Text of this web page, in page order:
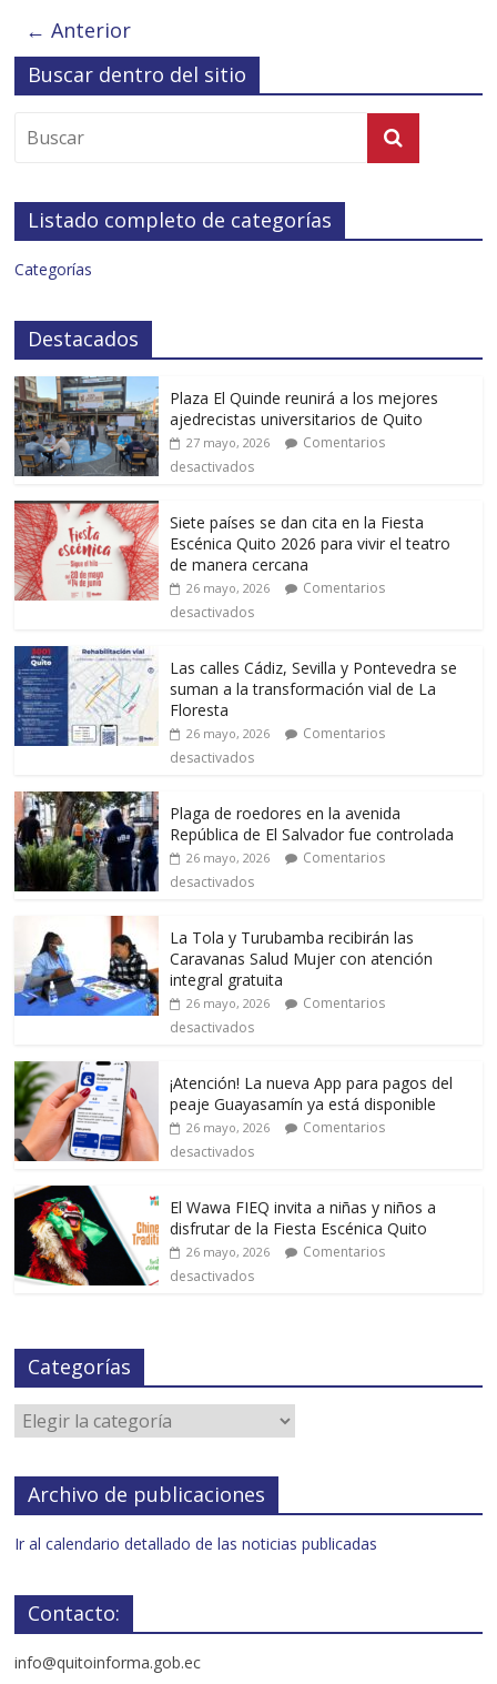
← Anterior
Buscar dentro del sitio
Listado completo de categorías
Categorías
Destacados
Plaza El Quinde reunirá a los mejores
ajedrecistas universitarios de Quito
27 mayo, 2026
Comentarios
desactivados
Siete países se dan cita en la Fiesta
Escénica Quito 2026 para vivir el teatro
de manera cercana
26 mayo, 2026
Comentarios
desactivados
Las calles Cádiz, Sevilla y Pontevedra se
suman a la transformación vial de La
Floresta
26 mayo, 2026
Comentarios
desactivados
Plaga de roedores en la avenida
República de El Salvador fue controlada
26 mayo, 2026
Comentarios
desactivados
La Tola y Turubamba recibirán las
Caravanas Salud Mujer con atención
integral gratuita
26 mayo, 2026
Comentarios
desactivados
¡Atención! La nueva App para pagos del
peaje Guayasamín ya está disponible
26 mayo, 2026
Comentarios
desactivados
El Wawa FIEQ invita a niñas y niños a
disfrutar de la Fiesta Escénica Quito
26 mayo, 2026
Comentarios
desactivados
Categorías
Archivo de publicaciones
Ir al calendario detallado de las noticias publicadas
Contacto:
info@quitoinforma.gob.ec